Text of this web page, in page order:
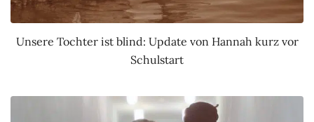
Unsere Tochter ist blind: Update von Hannah kurz vor
Schulstart